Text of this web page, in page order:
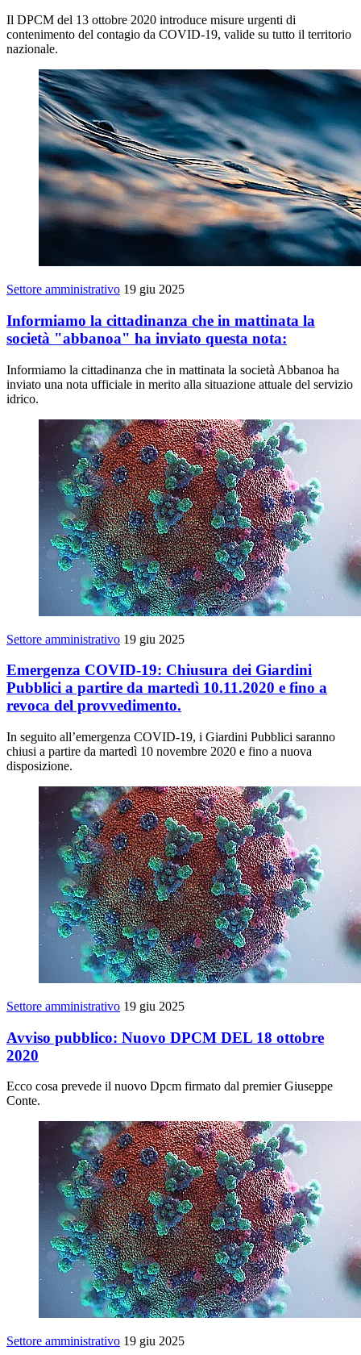
Il DPCM del 13 ottobre 2020 introduce misure urgenti di
contenimento del contagio da COVID-19, valide su tutto il territorio
nazionale.
Settore amministrativo 19 giu 2025
Informiamo la cittadinanza che in mattinata la
società "abbanoa" ha inviato questa nota:
Informiamo la cittadinanza che in mattinata la società Abbanoa ha
inviato una nota ufficiale in merito alla situazione attuale del servizio
idrico.
Settore amministrativo 19 giu 2025
Emergenza COVID-19: Chiusura dei Giardini
Pubblici a partire da martedì 10.11.2020 e fino a
revoca del provvedimento.
In seguito all’emergenza COVID-19, i Giardini Pubblici saranno
chiusi a partire da martedì 10 novembre 2020 e fino a nuova
disposizione.
Settore amministrativo 19 giu 2025
Avviso pubblico: Nuovo DPCM DEL 18 ottobre
2020
Ecco cosa prevede il nuovo Dpcm firmato dal premier Giuseppe
Conte.
Settore amministrativo 19 giu 2025